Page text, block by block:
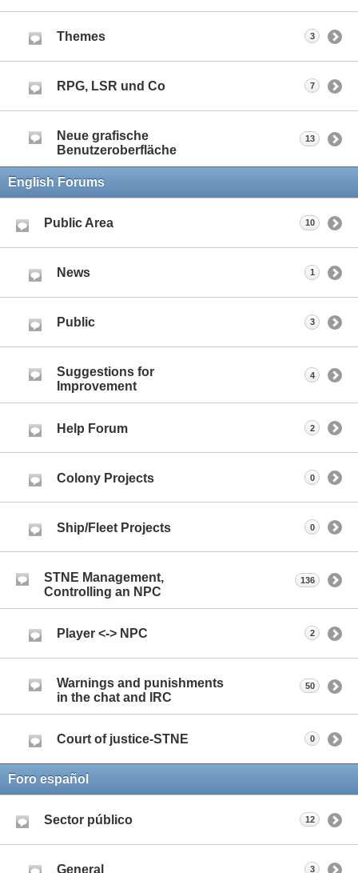
Themes 3
RPG, LSR und Co 7
Neue grafische
Benutzeroberfläche
13
English Forums
Public Area 10
News 1
Public 3
Suggestions for
Improvement
4
Help Forum 2
Colony Projects 0
Ship/Fleet Projects 0
STNE Management,
Controlling an NPC
136
Player <-> NPC 2
Warnings and punishments
in the chat and IRC
50
Court of justice-STNE 0
Foro español
Sector público 12
General 3